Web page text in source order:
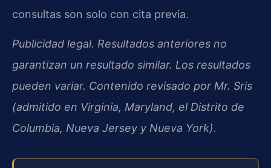
consultas son solo con cita previa.
Publicidad legal. Resultados anteriores no
garantizan un resultado similar. Los resultados
pueden variar. Contenido revisado por Mr. Sris
(admitido en Virginia, Maryland, el Distrito de
Columbia, Nueva Jersey y Nueva York).